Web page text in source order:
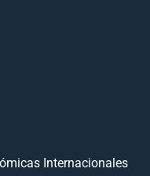
Internacionales